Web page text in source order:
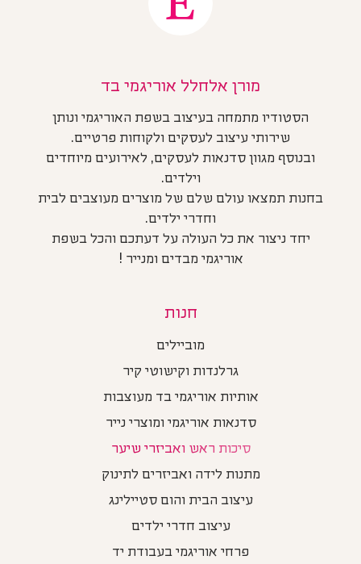
מורן אלחלל אוריגמי בד
הסטודיו מתמחה בעיצוב בשפת האוריגמי ונותן
שירותי עיצוב לעסקים ולקוחות פרטיים.
ובנוסף מגוון סדנאות לעסקים, לאירועים מיוחדים
וילדים.
בחנות תמצאו עולם שלם של מוצרים מעוצבים לבית
וחדרי ילדים.
יחד ניצור את כל העולה על דעתכם והכל בשפת
אוריגמי מבדים ומנייר !
חנות
מוביילים
גרלנדות וקישוטי קיר
אותיות אוריגמי בד מעוצבות
סדנאות אוריגמי ומוצרי נייר
סיכות ראש ואביזרי שיער
מתנות לידה ואביזרים לתינוק
עיצוב הבית והום סטיילינג
עיצוב חדרי ילדים
פרחי אוריגמי בעבודת יד